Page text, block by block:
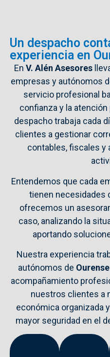
Un despacho
experiencia en
En V. Alén Asesores
empresas y autónomos
servicio profesional
confianzay la atención
despachotrabaja cada
clientes a gestionar
contables,fiscales y
Entendemos que cada
tienen necesidades
ofrecemos un
caso, analizando la
aportando
Nuestra experiencia
autónomos de Ourense
acompañamiento
nuestros clientes a
económica organizada y
mayor seguridad en el